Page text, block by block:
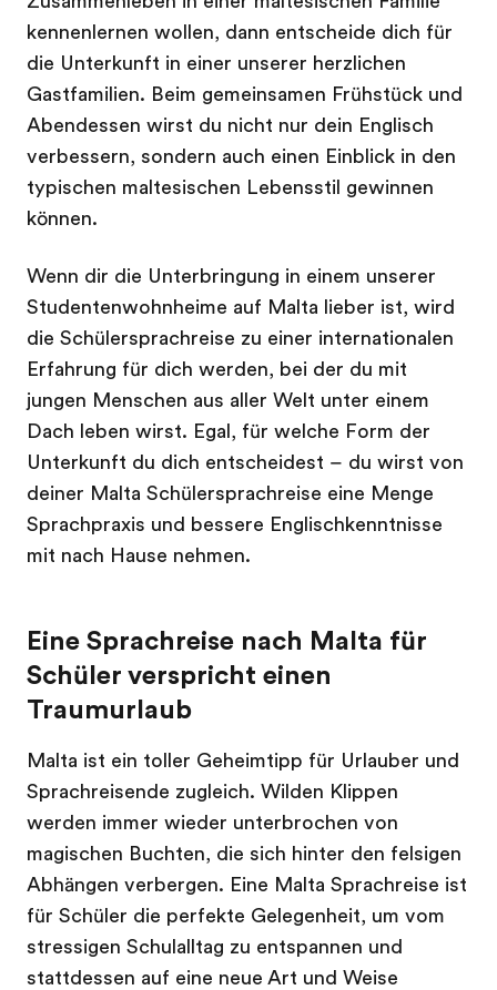
kennenlernen wollen, dann entscheide dich für
die Unterkunft in einer unserer herzlichen
Gastfamilien. Beim gemeinsamen Frühstück und
Abendessen wirst du nicht nur dein Englisch
verbessern, sondern auch einen Einblick in den
typischen maltesischen Lebensstil gewinnen
können.
Wenn dir die Unterbringung in einem unserer
Studentenwohnheime auf Malta lieber ist, wird
die Schülersprachreise zu einer internationalen
Erfahrung für dich werden, bei der du mit
jungen Menschen aus aller Welt unter einem
Dach leben wirst. Egal, für welche Form der
Unterkunft du dich entscheidest – du wirst von
deiner Malta Schülersprachreise eine Menge
Sprachpraxis und bessere Englischkenntnisse
mit nach Hause nehmen.
Eine Sprachreise nach Malta für
Schüler verspricht einen
Traumurlaub
Malta ist ein toller Geheimtipp für Urlauber und
Sprachreisende zugleich. Wilden Klippen
werden immer wieder unterbrochen von
magischen Buchten, die sich hinter den felsigen
Abhängen verbergen. Eine Malta Sprachreise ist
für Schüler die perfekte Gelegenheit, um vom
stressigen Schulalltag zu entspannen und
stattdessen auf eine neue Art und Weise